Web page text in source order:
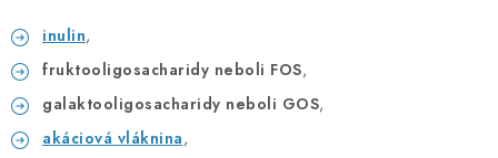
inulin,
fruktooligosacharidy neboli FOS,
galaktooligosacharidy neboli GOS,
akáciová vláknina,